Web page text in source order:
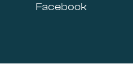
Facebook